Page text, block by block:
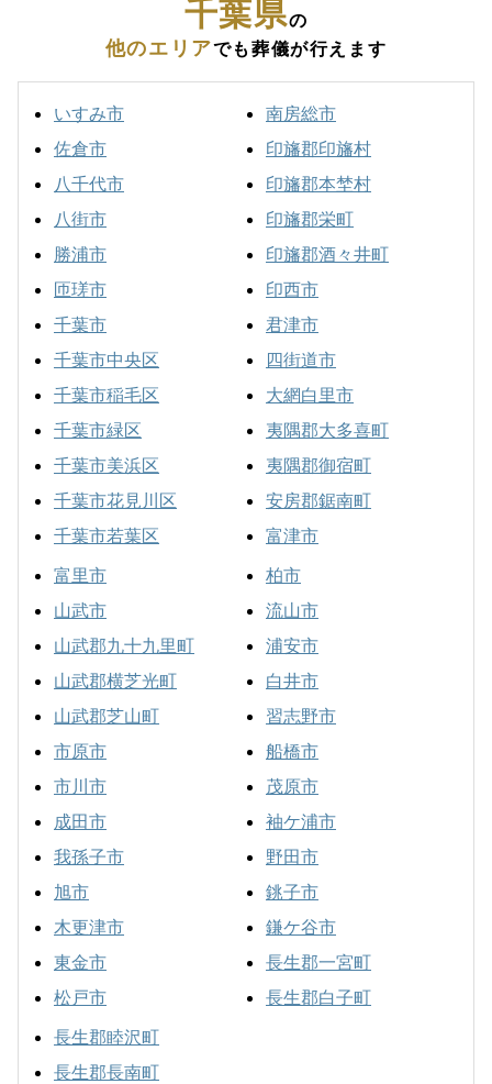
千葉県の
他のエリアでも葬儀が行えます
いすみ市
佐倉市
八千代市
八街市
勝浦市
匝瑳市
千葉市
千葉市中央区
千葉市稲毛区
千葉市緑区
千葉市美浜区
千葉市花見川区
千葉市若葉区
南房総市
印旛郡印旛村
印旛郡本埜村
印旛郡栄町
印旛郡酒々井町
印西市
君津市
四街道市
大網白里市
夷隅郡大多喜町
夷隅郡御宿町
安房郡鋸南町
富津市
富里市
山武市
山武郡九十九里町
山武郡横芝光町
山武郡芝山町
市原市
市川市
成田市
我孫子市
旭市
木更津市
東金市
松戸市
柏市
流山市
浦安市
白井市
習志野市
船橋市
茂原市
袖ケ浦市
野田市
銚子市
鎌ケ谷市
長生郡一宮町
長生郡白子町
長生郡睦沢町
長生郡長南町